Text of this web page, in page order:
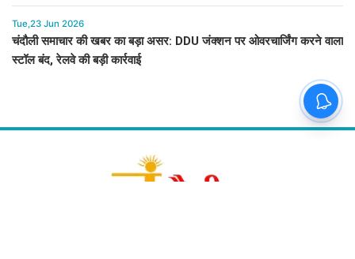
Tue,23 Jun 2026
चंदौली समाचार की खबर का बड़ा असर: DDU जंक्शन पर ओवरचार्जिंग करने वाला
स्टॉल बंद, रेलवे की बड़ी कार्रवाई